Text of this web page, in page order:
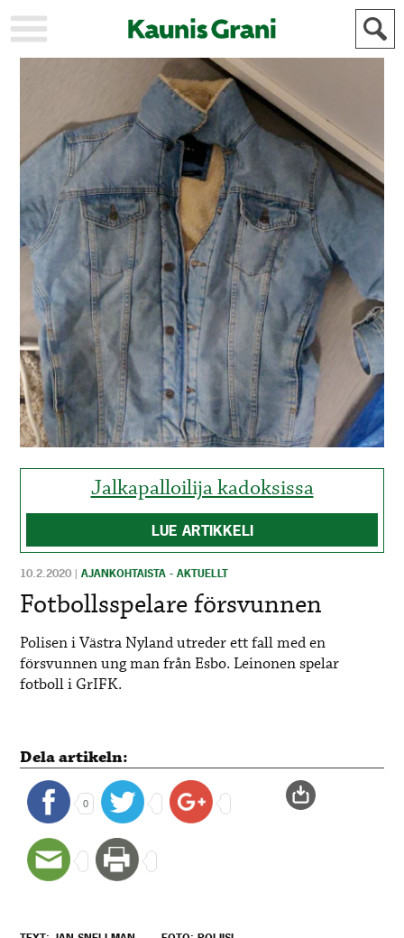
STADEN
AJANKOHTAISTA
AKTUELLT
URHEILU
IDROTT
KULTTUURI
KULTUR
HISTORIA
HISTORIA
YLEINEN
ALLMÄN
MAINOSTAJILLE
FÖR
ANNONSÖRER
Jalkapalloilija kadoksissa
LUE ARTIKKELI
10.2.2020 |AJANKOHTAISTA - AKTUELLT
Fotbollsspelare försvunnen
Polisen i Västra Nyland utreder ett fall med en
försvunnen ung man från Esbo. Leinonen spelar
fotboll i GrIFK.
Dela artikeln:
0